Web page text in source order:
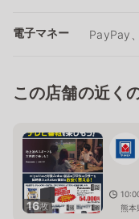
電子マネー PayPay
この店舗の近く
16枚
熊本